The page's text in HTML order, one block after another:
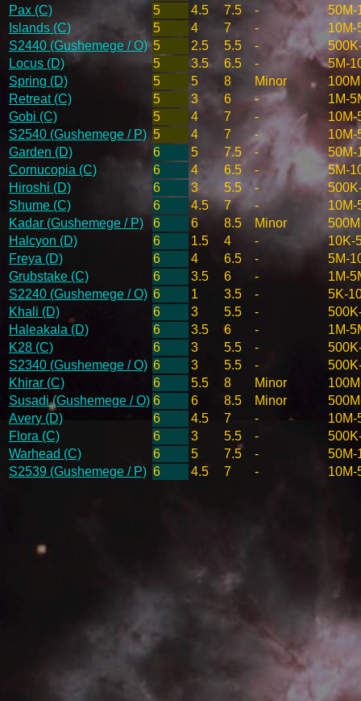
Pax (C)
5 4.5 7.5 -
50M-
Islands (C)
5 4 7 -
10M-
S2440 (Gushemege / O) 5 2.5 5.5 -
Locus (D)
5 3.5 6.5 -
5M-
Spring (D)
5 5 8 Minor
Retreat (C)
5 3 6 -
1M-
Gobi (C)
5 4 7 -
10M-
S2540 (Gushemege / P) 5 4 7 -
10M-
Garden (D)
6 5 7.5 -
50M-
Cornucopia (C)
6 4 6.5 -
5M-
Hiroshi (D)
6 3 5.5 -
Shume (C)
6 4.5 7 -
10M-
Kadar (Gushemege / P)
6 6 8.5 Minor
Halcyon (D)
6 1.5 4 -
10K-
Freya (D)
6 4 6.5 -
5M-
Grubstake (C)
6 3.5 6 -
1M-
S2240 (Gushemege / O) 6 1 3.5 -
5K-
Khali (D)
6 3 5.5 -
Haleakala (D)
6 3.5 6 -
1M-
K28 (C)
6 3 5.5 -
S2340 (Gushemege / O) 6 3 5.5 -
Khirar (C)
6 5.5 8 Minor
Susadi (Gushemege / O) 6 6 8.5 Minor
Avery (D)
6 4.5 7 -
10M-
Flora (C)
6 3 5.5 -
Warhead (C)
6 5 7.5 -
50M-
S2539 (Gushemege / P) 6 4.5 7 - 10M-